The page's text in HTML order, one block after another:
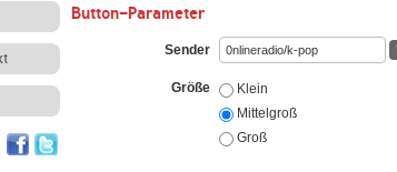
Button-Parameter
Sender
Größe
Klein
Mittelgroß
Groß